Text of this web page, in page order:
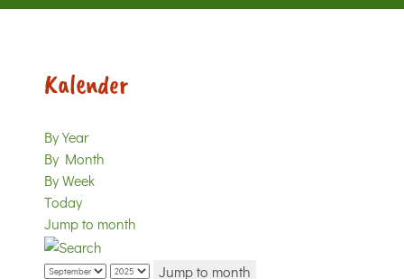
Kalender
By Year
By Month
By Week
Today
Jump to month
Jump to month